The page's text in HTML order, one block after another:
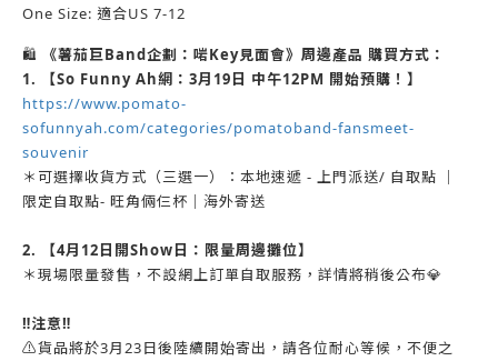
One Size: 適合US 7-12
🛍️
《薯茄巨Band企劃：啱Key見面會》周邊產品 購買方式：
1. 【So Funny Ah網：3月19日 中午12PM 開始預購！】
https://www.pomato-
sofunnyah.com/categories/pomatoband-fansmeet-
souvenir
＊可選擇收貨方式（三選一）：本地速遞 - 上門派送/ 自取點 ｜
限定自取點- 旺角倆仨杯｜海外寄送
2. 【4月12日開Show日：限量周邊攤位】
＊現場限量發售，不設網上訂單自取服務，詳情將稍後公布💎
‼️注意‼️
⚠️貨品將於3月23日後陸續開始寄出，請各位耐心等候，不便之